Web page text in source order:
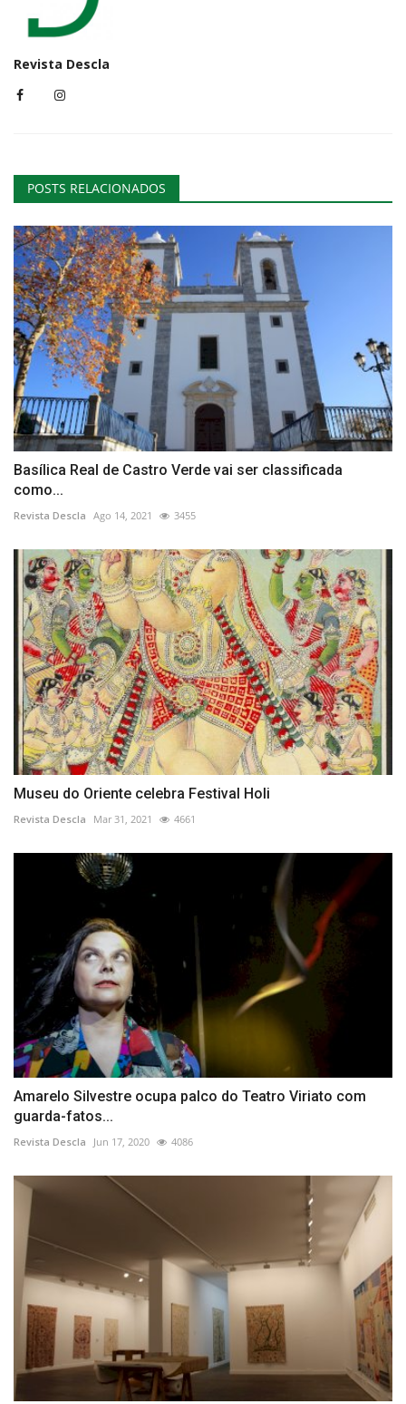
Revista Descla
POSTS RELACIONADOS
Basílica Real de Castro Verde vai ser classificada
como...
Revista Descla Ago 14, 2021 3455
Museu do Oriente celebra Festival Holi
Revista Descla Mar 31, 2021 4661
Amarelo Silvestre ocupa palco do Teatro Viriato com
guarda-fatos...
Revista Descla Jun 17, 2020 4086